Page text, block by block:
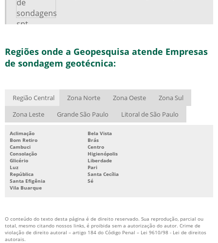
Regiões onde a Geopesquisa atende Empresas
de sondagem geotécnica:
Região Central Zona Norte Zona Oeste
Zona Sul
Zona Leste
Grande São Paulo Litoral de São Paulo
Aclimação
Bela Vista
Bom Retiro
Brás
Cambuci
Centro
Consolação
Higienópolis
Glicério
Liberdade
Luz
Pari
República
Santa Cecília
Santa Efigênia
Sé
Vila Buarque
O conteúdo do texto desta página é de direito reservado. Sua reprodução, parcial ou
total, mesmo citando nossos links, é proibida sem a autorização do autor. Crime de
violação de direito autoral – artigo 184 do Código Penal – Lei 9610/98 - Lei de direitos
autorais.